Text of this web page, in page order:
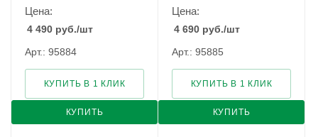
Цена:
4 490 руб./шт
Арт.: 95884
КУПИТЬ
КУПИТЬ В 1 КЛИК
Цена:
4 690 руб./шт
Арт.: 95885
КУПИТЬ
КУПИТЬ В 1 КЛИК